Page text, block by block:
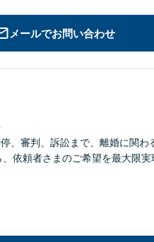
メールでお問い合わせ
、審判、訴訟まで、離婚に関わ
依頼者さまのご希望を最大限実